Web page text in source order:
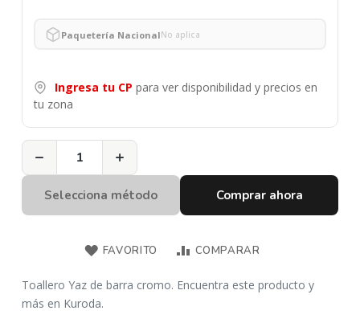
Paquetería NacionalNo aplica
Ingresa tu CP para ver disponibilidad y precios en
tu zona
− +
Selecciona método Comprar ahora
FAVORITO COMPARAR
Toallero Yaz de barra cromo. Encuentra este producto y
más en Kuroda.